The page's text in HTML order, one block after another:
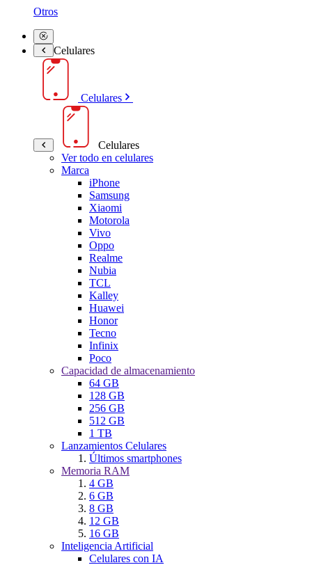
Otros
Celulares
Celulares
Celulares
Ver todo en celulares
Marca
iPhone
Samsung
Xiaomi
Motorola
Vivo
Oppo
Realme
Nubia
TCL
Kalley
Huawei
Honor
Tecno
Infinix
Poco
Capacidad de almacenamiento
64 GB
128 GB
256 GB
512 GB
1 TB
Lanzamientos Celulares
Últimos smartphones
Memoria RAM
4 GB
6 GB
8 GB
12 GB
16 GB
Inteligencia Artificial
Celulares con IA